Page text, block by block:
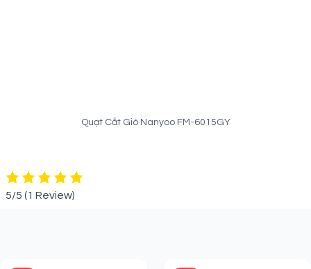
Quạt Cắt Gió Nanyoo FM-6015GY
5/5 (1 Review)